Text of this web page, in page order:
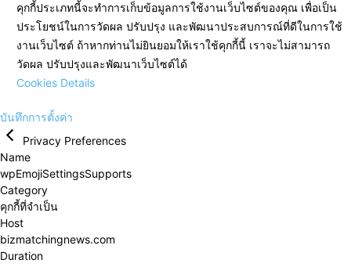
คุกกี้ประเภทนี้จะทำการเก็บข้อมูลการใช้งานเว็บไซต์ของคุณ เพื่อเป็น
ประโยชน์ในการวัดผล ปรับปรุง และพัฒนาประสบการณ์ที่ดีในการใช้
งานเว็บไซต์ ถ้าหากท่านไม่ยินยอมให้เราใช้คุกกี้นี้ เราจะไม่สามารถ
วัดผล ปรับปรุงและพัฒนาเว็บไซต์ได้
Cookies Details
บันทึกการตั้งค่า
Privacy Preferences
Name
wpEmojiSettingsSupports
Category
คุกกี้ที่จำเป็น
Host
bizmatchingnews.com
Duration